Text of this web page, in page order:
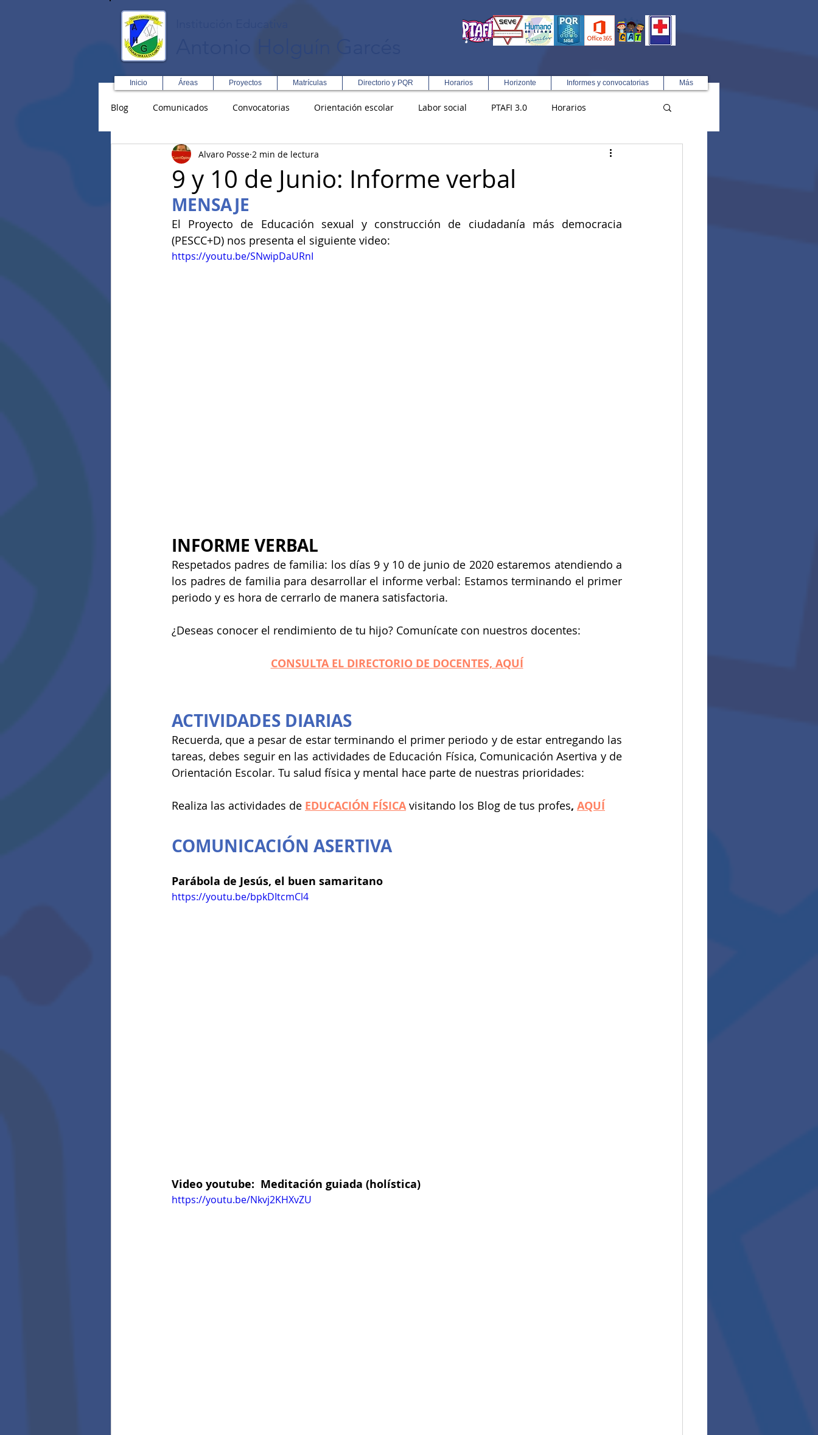
Inicio Áreas Proyectos Matrículas Directorio y PQR Horarios Horizonte Informes y convocatorias Más
Blog Comunicados Convocatorias Orientación escolar Labor social PTAFI 3.0 Horarios
Asopadres SENA Formación Integral en Turismo
Educación Física R y D
9 y 10 de Junio: Informe verbal
Alvaro Posse 2 min de lectura
MENSAJE
El Proyecto de Educación sexual y construcción de ciudadanía más democracia
(PESCC+D) nos presenta el siguiente video:
https://youtu.be/SNwipDaURnI
INFORME VERBAL
Respetados padres de familia: los días 9 y 10 de junio de 2020 estaremos atendiendo a
los padres de familia para desarrollar el informe verbal: Estamos terminando el primer
periodo y es hora de cerrarlo de manera satisfactoria.
¿Deseas conocer el rendimiento de tu hijo? Comunícate con nuestros docentes:
CONSULTA EL DIRECTORIO DE DOCENTES, AQUÍ
ACTIVIDADES DIARIAS
Recuerda, que a pesar de estar terminando el primer periodo y de estar entregando las
tareas, debes seguir en las actividades de Educación Física, Comunicación Asertiva y de
Orientación Escolar. Tu salud física y mental hace parte de nuestras prioridades:
Realiza las actividades de EDUCACIÓN FÍSICA visitando los Blog de tus profes, AQUÍ
COMUNICACIÓN ASERTIVA
Parábola de Jesús, el buen samaritano
https://youtu.be/bpkDItcmCl4
Video youtube:  Meditación guiada (holística)
https://youtu.be/Nkvj2KHXvZU